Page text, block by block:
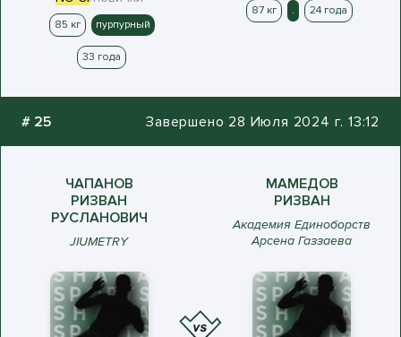
85 кг пурпурный
33 года
87 кг . 24 года
# 25 Завершено 28 Июля 2024 г. 13:12
ЧАПАНОВ
РИЗВАН
РУСЛАНОВИЧ
JIUMETRY
МАМЕДОВ
РИЗВАН
Академия Единоборств
Арсена Газзаева